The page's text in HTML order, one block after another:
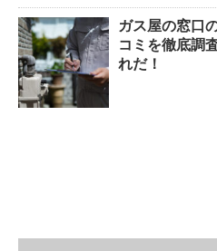
ガス屋の窓口
コミを徹底調
れだ！